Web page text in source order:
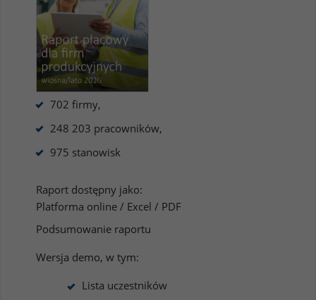
702 firmy,
248 203 pracowników,
975 stanowisk
Raport dostępny jako:
Platforma online / Excel / PDF
Podsumowanie raportu
Wersja demo, w tym:
Lista uczestników